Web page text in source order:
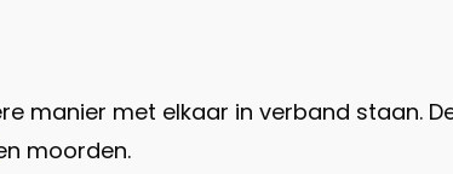
manier met elkaar in verband staan.
moorden.